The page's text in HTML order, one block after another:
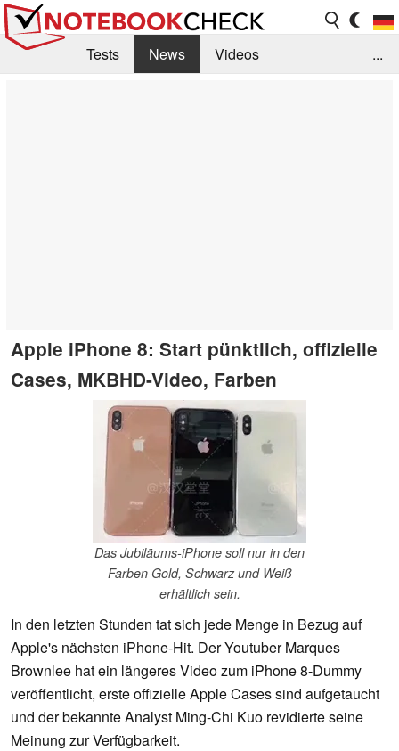
Tests News
Videos
...
Apple iPhone 8: Start pünktlich, offizielle
Cases, MKBHD-Video, Farben
Das Jubiläums-iPhone soll nur in den
Farben Gold, Schwarz und Weiß
erhältlich sein.
In den letzten Stunden tat sich jede Menge in Bezug auf
Apple's nächsten iPhone-Hit. Der Youtuber Marques
Brownlee hat ein längeres Video zum iPhone 8-Dummy
veröffentlicht, erste offizielle Apple Cases sind aufgetaucht
und der bekannte Analyst Ming-Chi Kuo revidierte seine
Meinung zur Verfügbarkeit.